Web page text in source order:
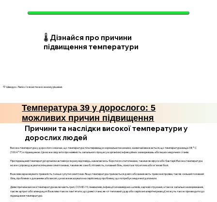
🌡️ Дізнайся про причини
підвищення температури
💛 Швидко. Легко. І з ясністю в кожному рішенні.
Температура 39 у дорослого: 5
можливих причин підвищення
Причини та наслідки високої температури у
дорослих людей
Висока температура у дорослого означає, що температура тіла перевищує нормальні показники, зазвичай вважається, що температура вище 38°C
(100.4°F) є підвищеною. Це може свідчити про наявність запального процесу в організмі, інфекційних захворювань або інших медичних станів.
При підвищеній температурі організм активізує імунну відповідь, намагаючись боротися з патогенами, такими як віруси або бактерії. Висока температура
може супроводжуватися іншими симптомами, такими як озноб, пітливість, головний біль, ломота в тілі, втома або м'язові болі.
Важливо враховувати тривалість та інші супутні симптоми. Якщо температура тримається довго або виникають тривожні прояви, такі як сильний головний
біль, проблеми з диханням або висип, це може вказувати на серйознішу проблему, що потребує медичної допомоги.
Деякі причини високої температури включають грип, COVID-19, пневмонію, інфекції сечовивідних шляхів, харчові отруєння, а також запальні захворювання,
такі як артрит або апендицит. Важливо також пам'ятати, що деякі стани, як-от тепловий удар або серйозні алергічні реакції, можуть також призводити до
підвищення температури.